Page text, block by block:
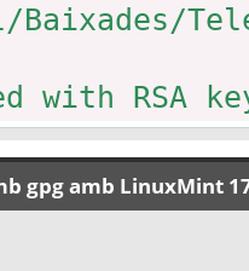
Baixades/
with RSA
with RSA
with RSA
with RSA
with RSA
gpg amb LinuxMint